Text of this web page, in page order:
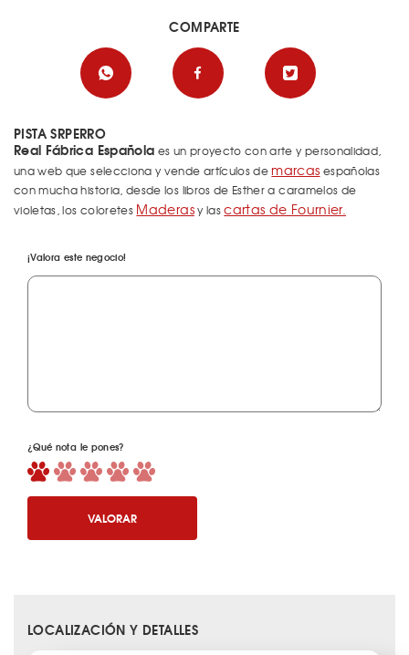
PISTA SRPERRO
Real Fábrica Española es un proyecto con arte y personalidad,
una web que selecciona y vende artículos demarcas españolas
con mucha historia, desde los libros de Esther a caramelos de
violetas, los coloretes Maderasy lascartas de Fournier.
¡Valora este negocio!
¿Qué nota le pones?
VALORAR
COMPARTE
LOCALIZACIÓN Y DETALLES